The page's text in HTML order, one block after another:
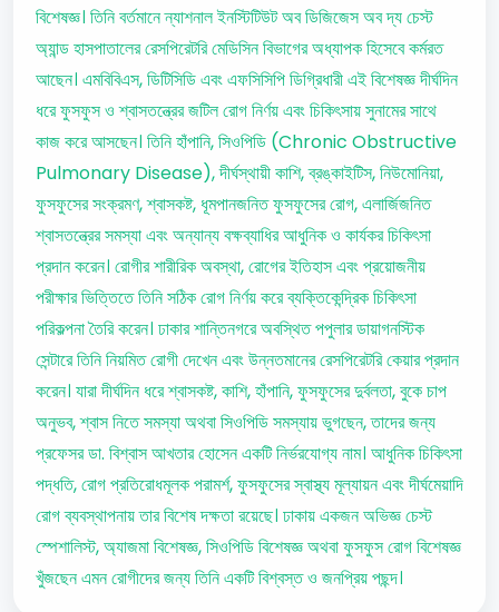
বিশেষজ্ঞ। তিনি বর্তমানে ন্যাশনাল ইনস্টিটিউট অব ডিজিজেস অব দ্য চেস্ট
অ্যান্ড হাসপাতালের রেসপিরেটরি মেডিসিন বিভাগের অধ্যাপক হিসেবে কর্মরত
আছেন। এমবিবিএস, ডিটিসিডি এবং এফসিসিপি ডিগ্রিধারী এই বিশেষজ্ঞ দীর্ঘদিন
ধরে ফুসফুস ও শ্বাসতন্ত্রের জটিল রোগ নির্ণয় এবং চিকিৎসায় সুনামের সাথে
কাজ করে আসছেন। তিনি হাঁপানি, সিওপিডি (Chronic Obstructive
Pulmonary Disease), দীর্ঘস্থায়ী কাশি, ব্রঙ্কাইটিস, নিউমোনিয়া,
ফুসফুসের সংক্রমণ, শ্বাসকষ্ট, ধূমপানজনিত ফুসফুসের রোগ, এলার্জিজনিত
শ্বাসতন্ত্রের সমস্যা এবং অন্যান্য বক্ষব্যাধির আধুনিক ও কার্যকর চিকিৎসা
প্রদান করেন। রোগীর শারীরিক অবস্থা, রোগের ইতিহাস এবং প্রয়োজনীয়
পরীক্ষার ভিত্তিতে তিনি সঠিক রোগ নির্ণয় করে ব্যক্তিকেন্দ্রিক চিকিৎসা
পরিকল্পনা তৈরি করেন। ঢাকার শান্তিনগরে অবস্থিত পপুলার ডায়াগনস্টিক
সেন্টারে তিনি নিয়মিত রোগী দেখেন এবং উন্নতমানের রেসপিরেটরি কেয়ার প্রদান
করেন। যারা দীর্ঘদিন ধরে শ্বাসকষ্ট, কাশি, হাঁপানি, ফুসফুসের দুর্বলতা, বুকে চাপ
অনুভব, শ্বাস নিতে সমস্যা অথবা সিওপিডি সমস্যায় ভুগছেন, তাদের জন্য
প্রফেসর ডা. বিশ্বাস আখতার হোসেন একটি নির্ভরযোগ্য নাম। আধুনিক চিকিৎসা
পদ্ধতি, রোগ প্রতিরোধমূলক পরামর্শ, ফুসফুসের স্বাস্থ্য মূল্যায়ন এবং দীর্ঘমেয়াদি
রোগ ব্যবস্থাপনায় তার বিশেষ দক্ষতা রয়েছে। ঢাকায় একজন অভিজ্ঞ চেস্ট
স্পেশালিস্ট, অ্যাজমা বিশেষজ্ঞ, সিওপিডি বিশেষজ্ঞ অথবা ফুসফুস রোগ বিশেষজ্ঞ
খুঁজছেন এমন রোগীদের জন্য তিনি একটি বিশ্বস্ত ও জনপ্রিয় পছন্দ।